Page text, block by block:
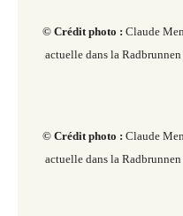
© Crédit photo : Claude
actuelle dans la
© Crédit photo : Claude
actuelle dans la